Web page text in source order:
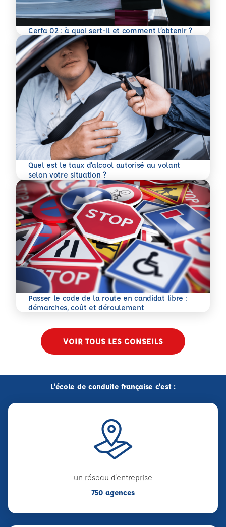
Cerfa 02 : à quoi sert-il et comment l’obtenir ?
En savoir plus
Quel est le taux d’alcool autorisé au volant
selon votre situation ?
En savoir plus
Passer le code de la route en candidat libre :
démarches, coût et déroulement
En savoir plus
VOIR TOUS LES CONSEILS
L'école de conduite française c'est :
un réseau d'entreprise
750 agences